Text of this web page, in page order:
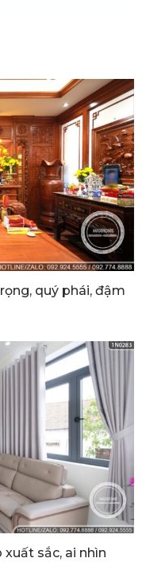
quý phái, đậm
sắc, ai nhìn